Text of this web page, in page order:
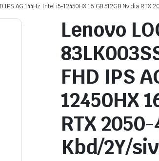
IPS AG 144Hz Intel i5-12450HX 16 GB 512GB Nvidia RTX
Lenovo
FHD IPS
12450HX
RTX
Kbd/2Y/